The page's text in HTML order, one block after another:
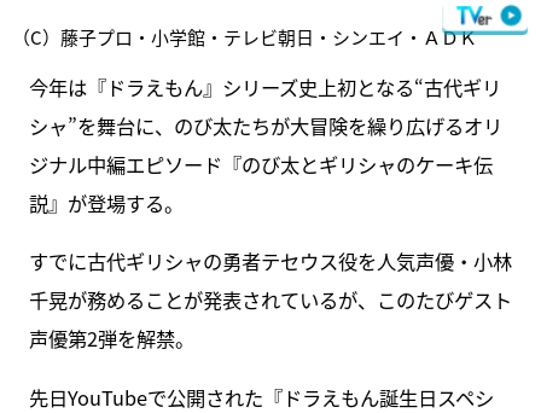
（C）藤子プロ・小学館・テレビ朝日・シンエイ・ＡＤＫ
今年は『ドラえもん』シリーズ史上初となる“古代ギリ
シャ”を舞台に、のび太たちが大冒険を繰り広げるオリ
ジナル中編エピソード『のび太とギリシャのケーキ伝
説』が登場する。
すでに古代ギリシャの勇者テセウス役を人気声優・小林
千晃が務めることが発表されているが、このたびゲスト
声優第2弾を解禁。
先日YouTubeで公開された『ドラえもん誕生日スペシ